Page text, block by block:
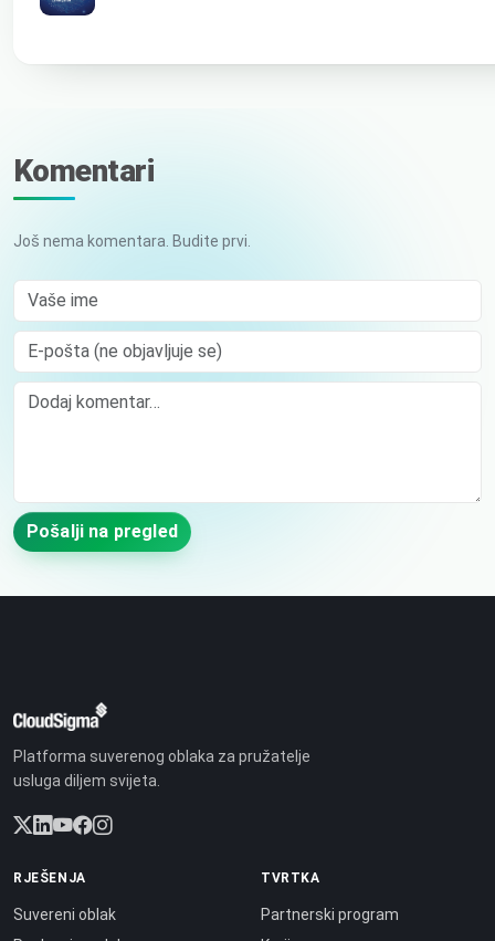
Komentari
Još nema komentara. Budite prvi.
Vaše ime
E-pošta (ne objavljuje se)
Comment
Pošalji na pregled
Platforma suverenog oblaka za pružatelje
usluga diljem svijeta.
RJEŠENJA
Suvereni oblak
TVRTKA
Partnerski program